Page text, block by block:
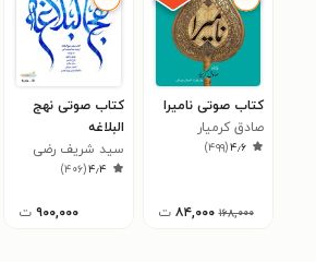
کتاب صوتی نامیرا
صادق کرمیار
۴٫۶(۴۹۹)
۱۶۸,۰۰۰ ۸۴,۰۰۰ ت
کتاب صوتی نهج
البلاغه
سید شریف رضی
۴٫۴(۴۰۶)
۹۰۰,۰۰۰ ت